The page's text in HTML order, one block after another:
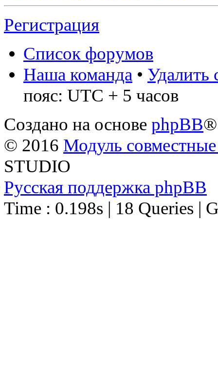
Регистрация
Список форумов
Наша команда • Удалить
пояс: UTC + 5 часов
Создано на основе phpBB®
© 2016 Модуль
STUDIO
Русская поддержка phpBB
Time : 0.198s | 18 Queries |